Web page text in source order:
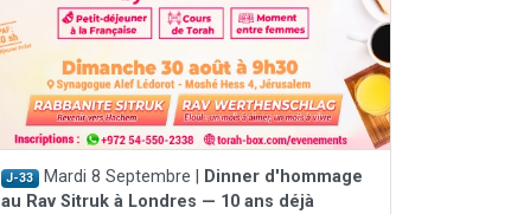
J-33 Mardi 8 Septembre |
Dinner d'hommage
au Rav Sitruk à Londres — 10 ans déjà